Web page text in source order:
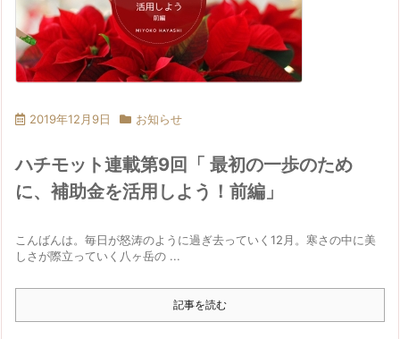
2019年12月9日 お知らせ
ハチモット連載第9回「 最初の一歩のため
に、補助金を活用しよう！前編」
こんばんは。毎日が怒涛のように過ぎ去っていく12月。寒さの中に美
しさが際立っていく八ヶ岳の ...
記事を読む